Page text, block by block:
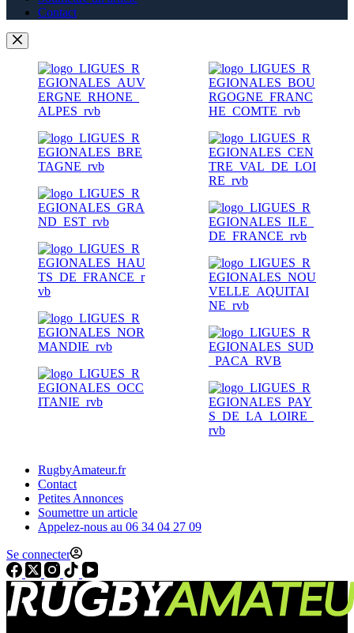
Contact
RugbyAmateur.fr
Contact
Petites Annonces
Soumettre un article
Appelez-nous au 06 34 04 27 09
Se connecter